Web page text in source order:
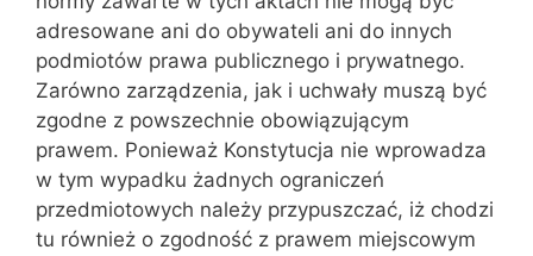
adresowane ani do obywateli ani do innych
podmiotów prawa publicznego i prywatnego.
Zarówno zarządzenia, jak i uchwały muszą być
zgodne z powszechnie obowiązującym
prawem. Ponieważ Konsty‌tucja nie wprowadza
w tym wypadku żadnych ograniczeń
przedmiotowych należy przypuszczać, iż chodzi
tu również o zgodność z prawem miejsco‌wym